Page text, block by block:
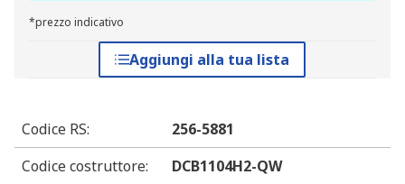
*prezzo indicativo
Aggiungi alla tua lista
Codice RS:
256-5881
Codice costruttore:
DCB1104H2-QW